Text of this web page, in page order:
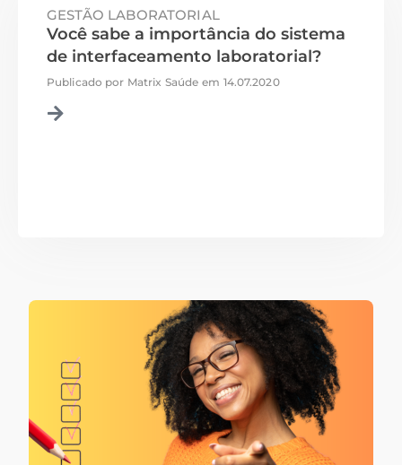
GESTÃO LABORATORIAL
Você sabe a importância do sistema
de interfaceamento laboratorial?
Publicado por Matrix Saúde em 14.07.2020